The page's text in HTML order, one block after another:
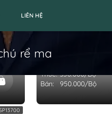
LIÊN HỆ
rể ma
(BỘ)
Thuê: 350.000/Bộ
Bán:
950.000/Bộ